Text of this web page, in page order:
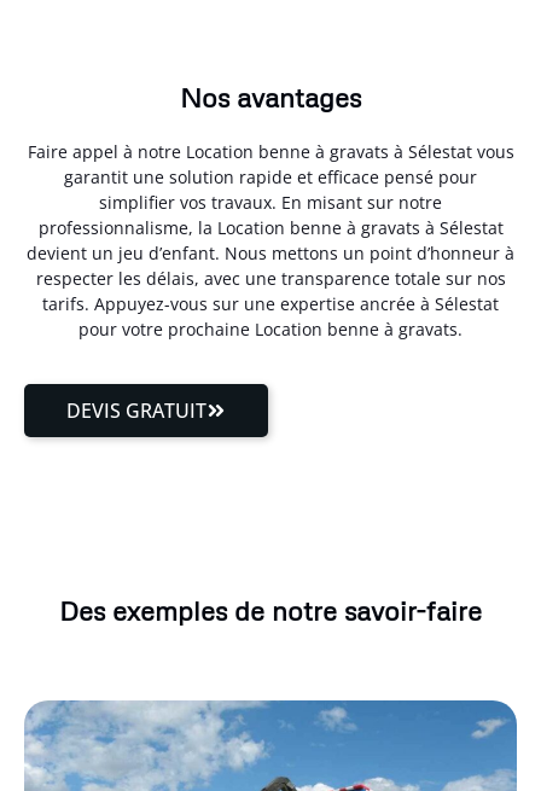
Nos avantages
Faire appel à notre Location benne à gravats à Sélestat vous
garantit une solution rapide et efficace pensé pour
simplifier vos travaux. En misant sur notre
professionnalisme, la Location benne à gravats à Sélestat
devient un jeu d’enfant. Nous mettons un point d’honneur à
respecter les délais, avec une transparence totale sur nos
tarifs. Appuyez-vous sur une expertise ancrée à Sélestat
pour votre prochaine Location benne à gravats.
DEVIS GRATUIT
Des exemples de notre savoir-faire